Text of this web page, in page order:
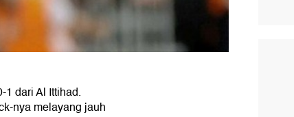
1 dari Al Ittihad.
nya melayang jauh